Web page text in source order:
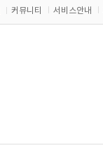
커뮤니티 서비스안내